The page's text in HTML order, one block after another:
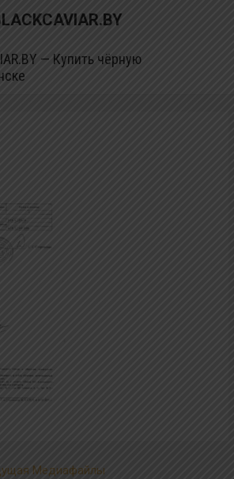
— Купить чёрную
Медиафайлы